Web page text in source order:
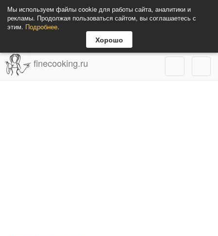
Мы используем файлы cookie для работы сайта, аналитики и
рекламы. Продолжая пользоваться сайтом, вы соглашаетесь с
этим. Подробнее.
Хорошо
finecooking.ru